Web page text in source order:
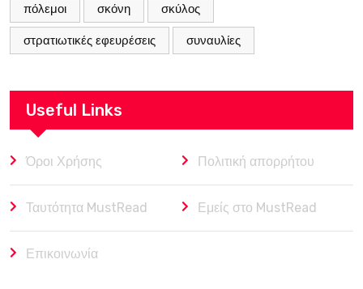
πόλεμοι σκόνη σκύλος
στρατιωτικές εφευρέσεις συναυλίες
Useful Links
Όροι Χρήσης Πολιτική απορρήτου
Ταυτότητα MustRead Εμείς στο MustRead
Επικοινωνία